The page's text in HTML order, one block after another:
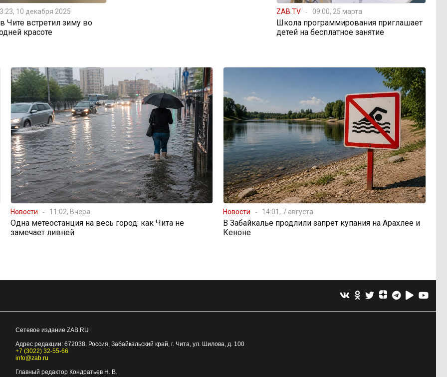
10 декабря 2025
встретил зиму во
красоте
ZAB.TV 09:00, 25 марта
Школа программирования приглашает
детей на бесплатное занятие
Новости 11:02, Вчера
Одна метеостанция на весь город: как Чита не
замечает ливней
Новости 14:01, 7 августа
В Забайкалье продлили запрет купания на Арахлее и
Кеноне
Сетевое издание ZAB.RU
Адрес редакции: 672038, Россия, Забайкальский край, г. Чита, ул. Шилова, д. 100
+7 (3022) 32-55-66
info@zab.ru
Главный редактор Кондратьев Н. В.